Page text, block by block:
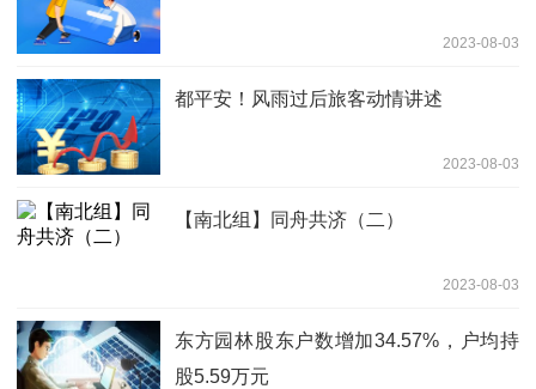
2023-08-03
都平安！风雨过后旅客动情讲述
2023-08-03
【南北组】同舟共济（二）
2023-08-03
东方园林股东户数增加34.57%，户均持
股5.59万元